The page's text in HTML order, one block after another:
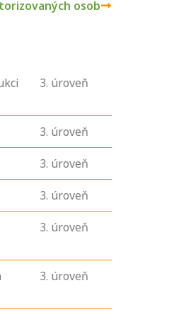
osob
3. úroveň
3. úroveň
3. úroveň
3. úroveň
3. úroveň
3. úroveň